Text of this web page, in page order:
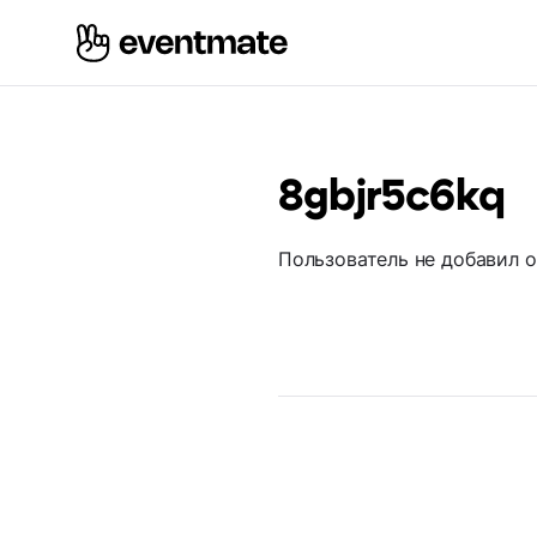
8gbjr5c6kq
Пользователь не добавил